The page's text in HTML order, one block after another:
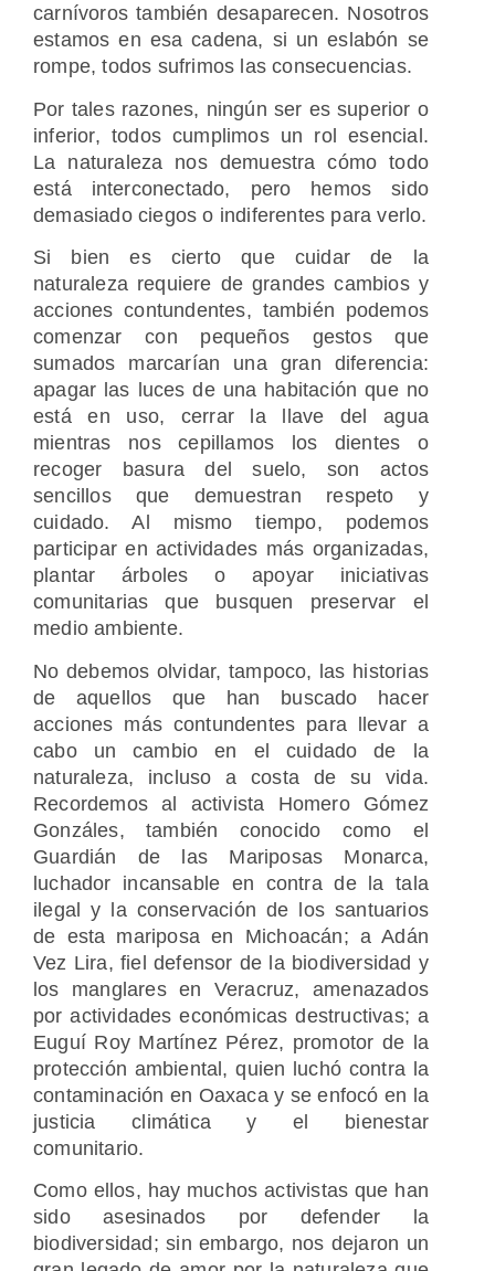
carnívoros también desaparecen. Nosotros
estamos en esa cadena, si un eslabón se
rompe, todos sufrimos las consecuencias.
Por tales razones, ningún ser es superior o
inferior, todos cumplimos un rol esencial.
La naturaleza nos demuestra cómo todo
está interconectado, pero hemos sido
demasiado ciegos o indiferentes para verlo.
Si bien es cierto que cuidar de la
naturaleza requiere de grandes cambios y
acciones contundentes, también podemos
comenzar con pequeños gestos que
sumados marcarían una gran diferencia:
apagar las luces de una habitación que no
está en uso, cerrar la llave del agua
mientras nos cepillamos los dientes o
recoger basura del suelo, son actos
sencillos que demuestran respeto y
cuidado. Al mismo tiempo, podemos
participar en actividades más organizadas,
plantar árboles o apoyar iniciativas
comunitarias que busquen preservar el
medio ambiente.
No debemos olvidar, tampoco, las historias
de aquellos que han buscado hacer
acciones más contundentes para llevar a
cabo un cambio en el cuidado de la
naturaleza, incluso a costa de su vida.
Recordemos al activista Homero Gómez
Gonzáles, también conocido como el
Guardián de las Mariposas Monarca,
luchador incansable en contra de la tala
ilegal y la conservación de los santuarios
de esta mariposa en Michoacán; a Adán
Vez Lira, fiel defensor de la biodiversidad y
los manglares en Veracruz, amenazados
por actividades económicas destructivas; a
Euguí Roy Martínez Pérez, promotor de la
protección ambiental, quien luchó contra la
contaminación en Oaxaca y se enfocó en la
justicia climática y el bienestar
comunitario.
Como ellos, hay muchos activistas que han
sido asesinados por defender la
biodiversidad; sin embargo, nos dejaron un